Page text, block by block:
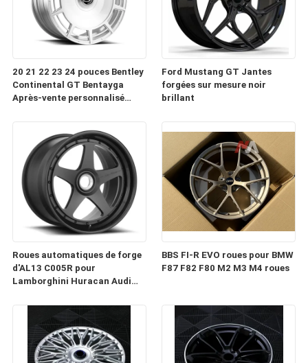
20 21 22 23 24 pouces Bentley
Continental GT Bentayga
Après-vente personnalisé
Ford Mustang GT Jantes
forgées sur mesure noir
brillant
Roues automatiques de forge
d'AL13 C005R pour
Lamborghini Huracan Audi
BBS FI-R EVO roues pour BMW
F87 F82 F80 M2 M3 M4 roues